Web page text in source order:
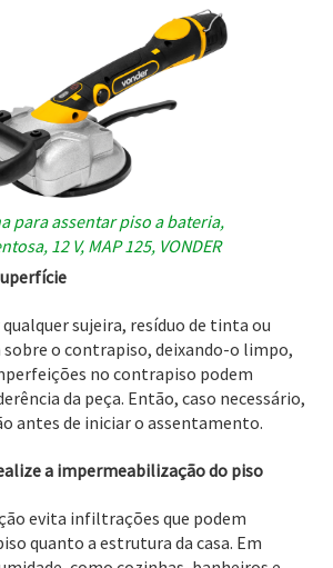
para assentar piso a bateria,
12 V, MAP 125, VONDER
sujeira, resíduo de tinta ou
sobre o contrapiso, deixando-o limpo,
no contrapiso podem
da peça. Então, caso necessário,
antes de iniciar o assentamento.
a impermeabilização do piso
evita infiltrações que podem
quanto a estrutura da casa. Em